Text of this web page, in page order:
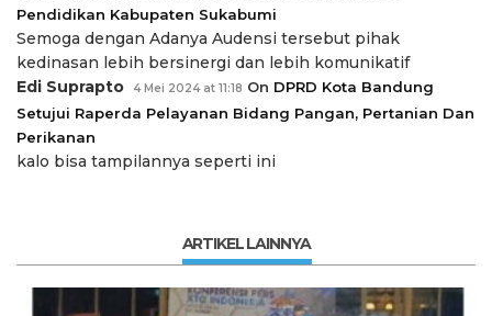
Pendidikan Kabupaten Sukabumi
Semoga dengan Adanya Audensi tersebut pihak
kedinasan lebih bersinergi dan lebih komunikatif
Edi Suprapto
4 Mei 2024 at 11:18 On DPRD Kota Bandung
Setujui Raperda Pelayanan Bidang Pangan, Pertanian Dan
Perikanan
kalo bisa tampilannya seperti ini
ARTIKEL LAINNYA